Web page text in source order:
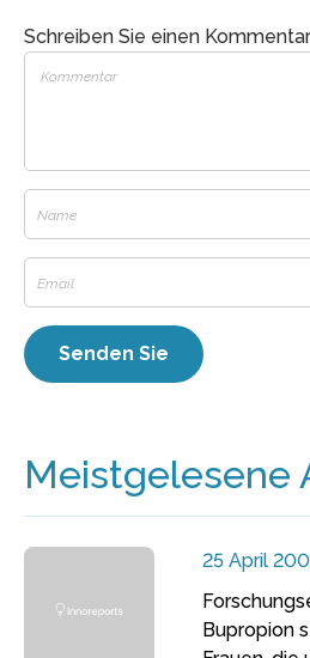
Schreiben Sie einen Kommentar
Meistgelesene
25 April
Bupropion